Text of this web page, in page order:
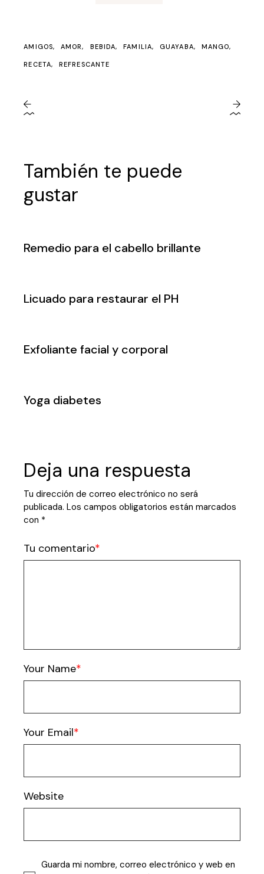
AMIGOS AMOR BEBIDA FAMILIA GUAYABA MANGO
RECETA REFRESCANTE
También te puede
gustar
Remedio para el cabello brillante
Licuado para restaurar el PH
Exfoliante facial y corporal
Yoga diabetes
Deja una respuesta
Tu dirección de correo electrónico no será
publicada. Los campos obligatorios están marcados
con *
Tu comentario
Your Name
Your Email
Website
Guarda mi nombre, correo electrónico y web en